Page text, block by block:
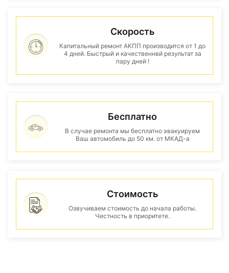
Скорость
Капитальный ремонт АКПП производится от 1 до
4 дней. Быстрый и качественнвй результат за
пару дней !
Бесплатно
В случае ремонта мы бесплатно эвакуируем
Ваш автомобиль до 50 км. от МКАД-а
Стоимость
Озвучиваем стоимость до начала работы.
Честность в приоритете.